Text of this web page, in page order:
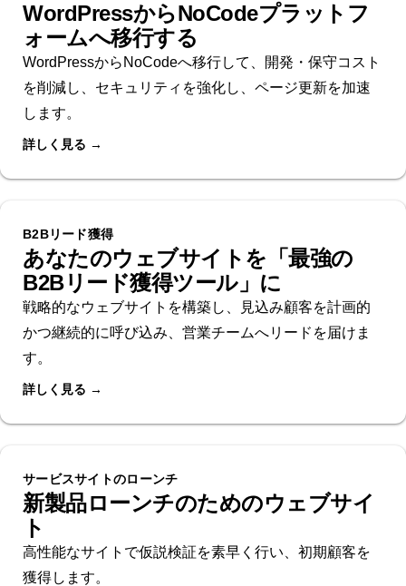
WordPressからNoCodeプラットフ
ォームへ移行する
WordPressからNoCodeへ移行して、開発・保守コスト
を削減し、セキュリティを強化し、ページ更新を加速
します。
詳しく見る →
B2Bリード獲得
あなたのウェブサイトを「最強の
B2Bリード獲得ツール」に
戦略的なウェブサイトを構築し、見込み顧客を計画的
かつ継続的に呼び込み、営業チームへリードを届けま
す。
詳しく見る →
サービスサイトのローンチ
新製品ローンチのためのウェブサイ
ト
高性能なサイトで仮説検証を素早く行い、初期顧客を
獲得します。